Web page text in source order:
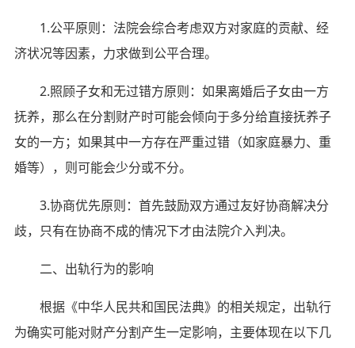
1.公平原则：法院会综合考虑双方对家庭的贡献、经
济状况等因素，力求做到公平合理。
2.照顾子女和无过错方原则：如果离婚后子女由一方
抚养，那么在分割财产时可能会倾向于多分给直接抚养子
女的一方；如果其中一方存在严重过错（如家庭暴力、重
婚等），则可能会少分或不分。
3.协商优先原则：首先鼓励双方通过友好协商解决分
歧，只有在协商不成的情况下才由法院介入判决。
二、出轨行为的影响
根据《中华人民共和国民法典》的相关规定，出轨行
为确实可能对财产分割产生一定影响，主要体现在以下几